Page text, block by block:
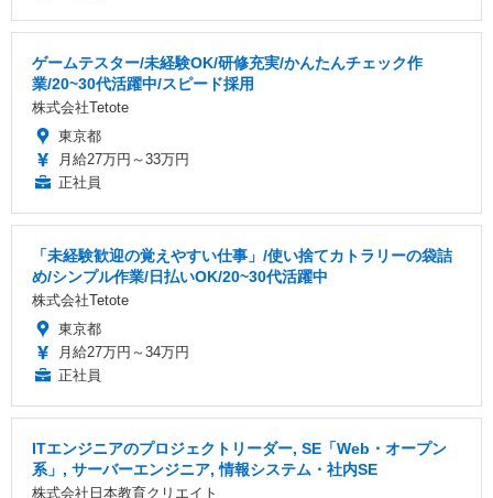
ゲームテスター/未経験OK/研修充実/かんたんチェック作
業/20~30代活躍中/スピード採用
株式会社Tetote
東京都
月給27万円～33万円
正社員
「未経験歓迎の覚えやすい仕事」/使い捨てカトラリーの袋詰
め/シンプル作業/日払いOK/20~30代活躍中
株式会社Tetote
東京都
月給27万円～34万円
正社員
ITエンジニアのプロジェクトリーダー, SE「Web・オープン
系」, サーバーエンジニア, 情報システム・社内SE
株式会社日本教育クリエイト